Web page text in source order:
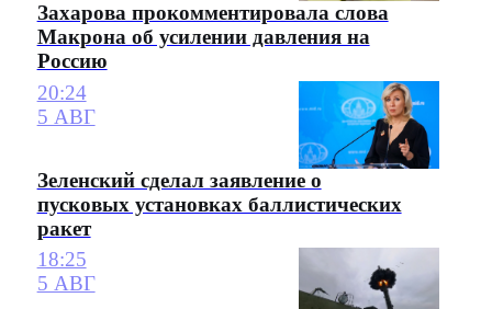
Захарова прокомментировала слова
Макрона об усилении давления на
Россию
20:24
5 АВГ
Зеленский сделал заявление о
пусковых установках баллистических
ракет
18:25
5 АВГ